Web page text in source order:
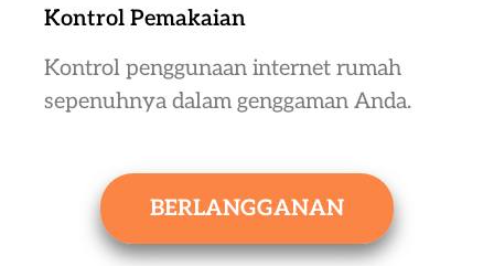
Kontrol Pemakaian
Kontrol penggunaan internet rumah
sepenuhnya dalam genggaman Anda.
BERLANGGANAN